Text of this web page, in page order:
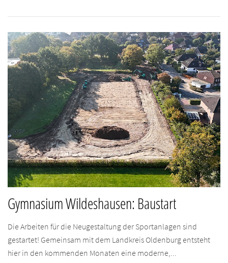
Gymnasium Wildeshausen: Baustart
Die Arbeiten für die Neugestaltung der Sportanlagen sind
gestartet! Gemeinsam mit dem Landkreis Oldenburg entsteht
hier in den kommenden Monaten eine moderne,...